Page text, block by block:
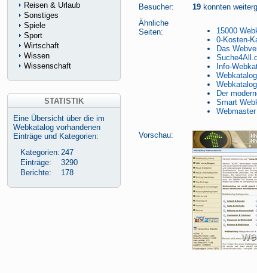
Besucher:
19 konnten
Ähnliche
Seiten:
15000
0-Kosten-
Das
Info-
Der
Smart
Vorschau:
Reisen & Urlaub
Sonstiges
Spiele
Sport
Wirtschaft
Wissen
Wissenschaft
STATISTIK
Eine Übersicht über die im
Webkatalog vorhandenen
Einträge und Kategorien:
Kategorien: 247
Einträge:
3290
Berichte:
178